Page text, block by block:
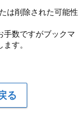
は削除された可能性
手数ですがブックマ
す。
る